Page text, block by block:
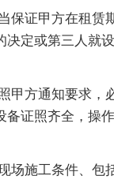
证甲方在租赁
决定或第三人就
方通知要求，
备证照齐全，操
施工条件、包